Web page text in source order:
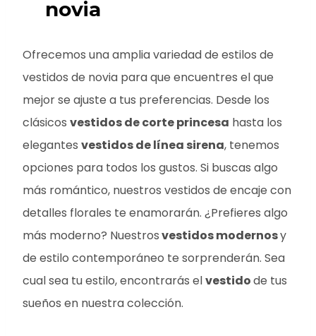
novia
Ofrecemos una amplia variedad de estilos de
vestidos de novia para que encuentres el que
mejor se ajuste a tus preferencias. Desde los
clásicos vestidos de corte princesa hasta los
elegantes vestidos de línea sirena, tenemos
opciones para todos los gustos. Si buscas algo
más romántico, nuestros vestidos de encaje con
detalles florales te enamorarán. ¿Prefieres algo
más moderno? Nuestrosvestidos modernosy
de estilo contemporáneo te sorprenderán. Sea
cual sea tu estilo, encontrarás elvestidode tus
sueños en nuestra colección.